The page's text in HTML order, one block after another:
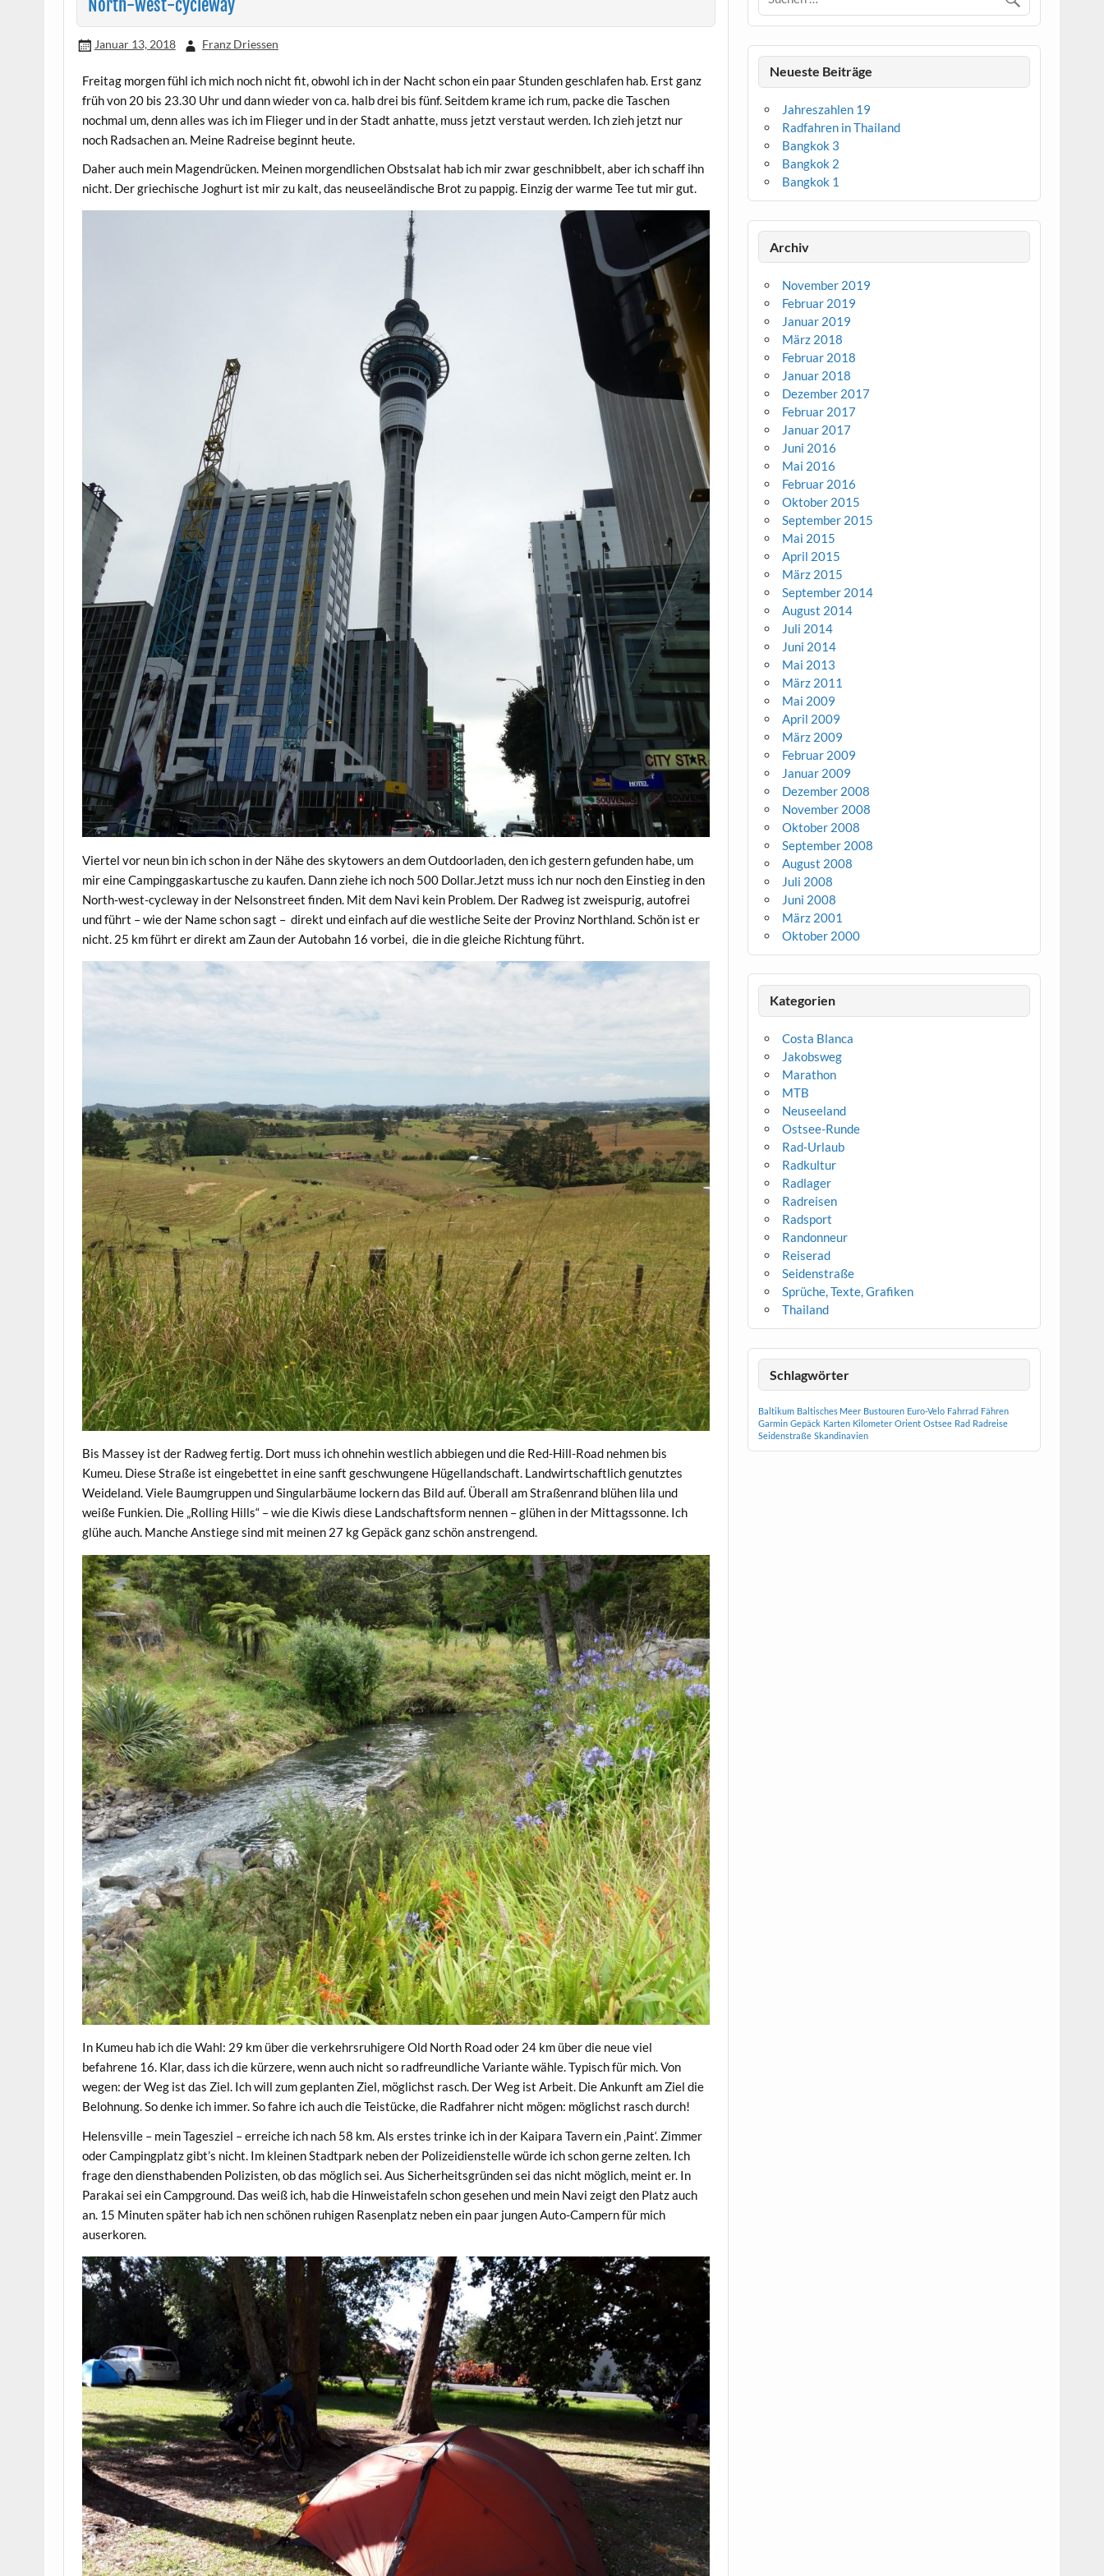
North-west-cycleway
Januar 13, 2018 Franz Driessen
Freitag morgen fühl ich mich noch nicht fit, obwohl ich in der Nacht schon ein paar Stunden geschlafen hab. Erst ganz
früh von 20 bis 23.30 Uhr und dann wieder von ca. halb drei bis fünf. Seitdem krame ich rum, packe die Taschen
nochmal um, denn alles was ich im Flieger und in der Stadt anhatte, muss jetzt verstaut werden. Ich zieh jetzt nur
noch Radsachen an. Meine Radreise beginnt heute.
Daher auch mein Magendrücken. Meinen morgendlichen Obstsalat hab ich mir zwar geschnibbelt, aber ich schaff ihn
nicht. Der griechische Joghurt ist mir zu kalt, das neuseeländische Brot zu pappig. Einzig der warme Tee tut mir gut.
Viertel vor neun bin ich schon in der Nähe des skytowers an dem Outdoorladen, den ich gestern gefunden habe, um
mir eine Campinggaskartusche zu kaufen. Dann ziehe ich noch 500 Dollar.Jetzt muss ich nur noch den Einstieg in den
North-west-cycleway in der Nelsonstreet finden. Mit dem Navi kein Problem. Der Radweg ist zweispurig, autofrei
und führt – wie der Name schon sagt – direkt und einfach auf die westliche Seite der Provinz Northland. Schön ist er
nicht. 25 km führt er direkt am Zaun der Autobahn 16 vorbei, die in die gleiche Richtung führt.
Bis Massey ist der Radweg fertig. Dort muss ich ohnehin westlich abbiegen und die Red-Hill-Road nehmen bis
Kumeu. Diese Straße ist eingebettet in eine sanft geschwungene Hügellandschaft. Landwirtschaftlich genutztes
Weideland. Viele Baumgruppen und Singularbäume lockern das Bild auf. Überall am Straßenrand blühen lila und
weiße Funkien. Die „Rolling Hills“ – wie die Kiwis diese Landschaftsform nennen – glühen in der Mittagssonne. Ich
glühe auch. Manche Anstiege sind mit meinen 27 kg Gepäck ganz schön anstrengend.
In Kumeu hab ich die Wahl: 29 km über die verkehrsruhigere Old North Road oder 24 km über die neue viel
befahrene 16. Klar, dass ich die kürzere, wenn auch nicht so radfreundliche Variante wähle. Typisch für mich. Von
wegen: der Weg ist das Ziel. Ich will zum geplanten Ziel, möglichst rasch. Der Weg ist Arbeit. Die Ankunft am Ziel die
Belohnung. So denke ich immer. So fahre ich auch die Teistücke, die Radfahrer nicht mögen: möglichst rasch durch!
Helensville – mein Tagesziel – erreiche ich nach 58 km. Als erstes trinke ich in der Kaipara Tavern ein ‚Paint‘. Zimmer
oder Campingplatz gibt’s nicht. Im kleinen Stadtpark neben der Polizeidienstelle würde ich schon gerne zelten. Ich
frage den diensthabenden Polizisten, ob das möglich sei. Aus Sicherheitsgründen sei das nicht möglich, meint er. In
Parakai sei ein Campground. Das weiß ich, hab die Hinweistafeln schon gesehen und mein Navi zeigt den Platz auch
an. 15 Minuten später hab ich nen schönen ruhigen Rasenplatz neben ein paar jungen Auto-Campern für mich
auserkoren.
Neueste Beiträge
Jahreszahlen 19
Radfahren in Thailand
Bangkok 3
Bangkok 2
Bangkok 1
Archiv
November 2019
Februar 2019
Januar 2019
März 2018
Februar 2018
Januar 2018
Dezember 2017
Februar 2017
Januar 2017
Juni 2016
Mai 2016
Februar 2016
Oktober 2015
September 2015
Mai 2015
April 2015
März 2015
September 2014
August 2014
Juli 2014
Juni 2014
Mai 2013
März 2011
Mai 2009
April 2009
März 2009
Februar 2009
Januar 2009
Dezember 2008
November 2008
Oktober 2008
September 2008
August 2008
Juli 2008
Juni 2008
März 2001
Oktober 2000
Kategorien
Costa Blanca
Jakobsweg
Marathon
MTB
Neuseeland
Ostsee-Runde
Rad-Urlaub
Radkultur
Radlager
Radreisen
Radsport
Randonneur
Reiserad
Seidenstraße
Sprüche, Texte, Grafiken
Thailand
Schlagwörter
Baltikum Baltisches Meer Bustouren Euro-Velo Fahrrad Fähren
Garmin Gepäck Karten Kilometer Orient Ostsee Rad Radreise
Seidenstraße Skandinavien